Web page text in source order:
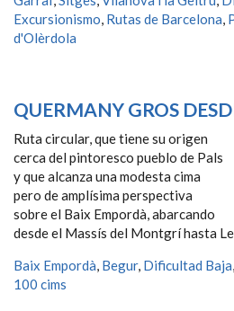
Excursionismo, Rutas de Barcelona,
d'Olèrdola
QUERMANY GROS
Ruta circular, que tiene su origen
cerca del pintoresco pueblo de Pals
y que alcanza una modesta cima
pero de amplísima perspectiva
sobre el Baix Empordà, abarcando
desde el Massís del Montgrí hasta
Baix Empordà, Begur, Dificultad Baja,
100 cims